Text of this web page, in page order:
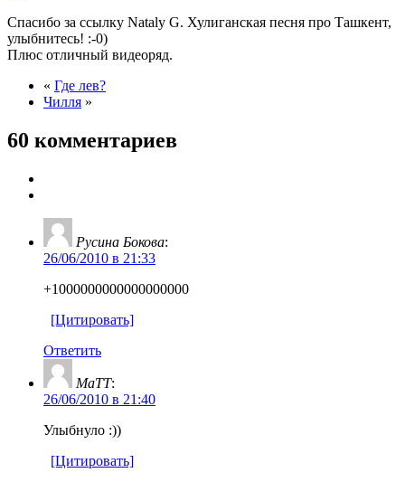
Спасибо за ссылку Nataly G. Хулиганская песня про Ташкент,
улыбнитесь! :-0)
Плюс отличный видеоряд.
« Где лев?
Чилля »
60 комментариев
Русина Бокова:
26/06/2010 в 21:33
+1000000000000000000
[Цитировать]
Ответить
MaTT:
26/06/2010 в 21:40
Улыбнуло :))
[Цитировать]